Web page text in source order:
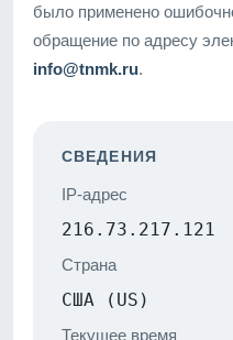
было применено
обращение по адресу
info@tnmk.ru.
СВЕДЕНИЯ
IP-адрес
216.73.217.121
Страна
США (US)
Текущее время